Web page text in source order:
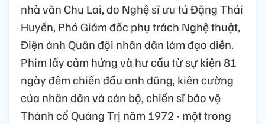
nhà văn Chu Lai, do Nghệ sĩ ưu tú Đặng Thái
Huyền, Phó Giám đốc phụ trách Nghệ thuật,
Điện ảnh Quân đội nhân dân làm đạo diễn.
Phim lấy cảm hứng và hư cấu từ sự kiện 81
ngày đêm chiến đấu anh dũng, kiên cường
của nhân dân và cán bộ, chiến sĩ bảo vệ
Thành cổ Quảng Trị năm 1972 - một trong